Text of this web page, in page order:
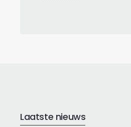
Laatste nieuws